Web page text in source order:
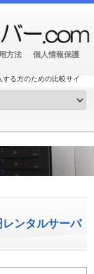
方法 個人情報保護
る方のための比較サイ
ンタルサーバ